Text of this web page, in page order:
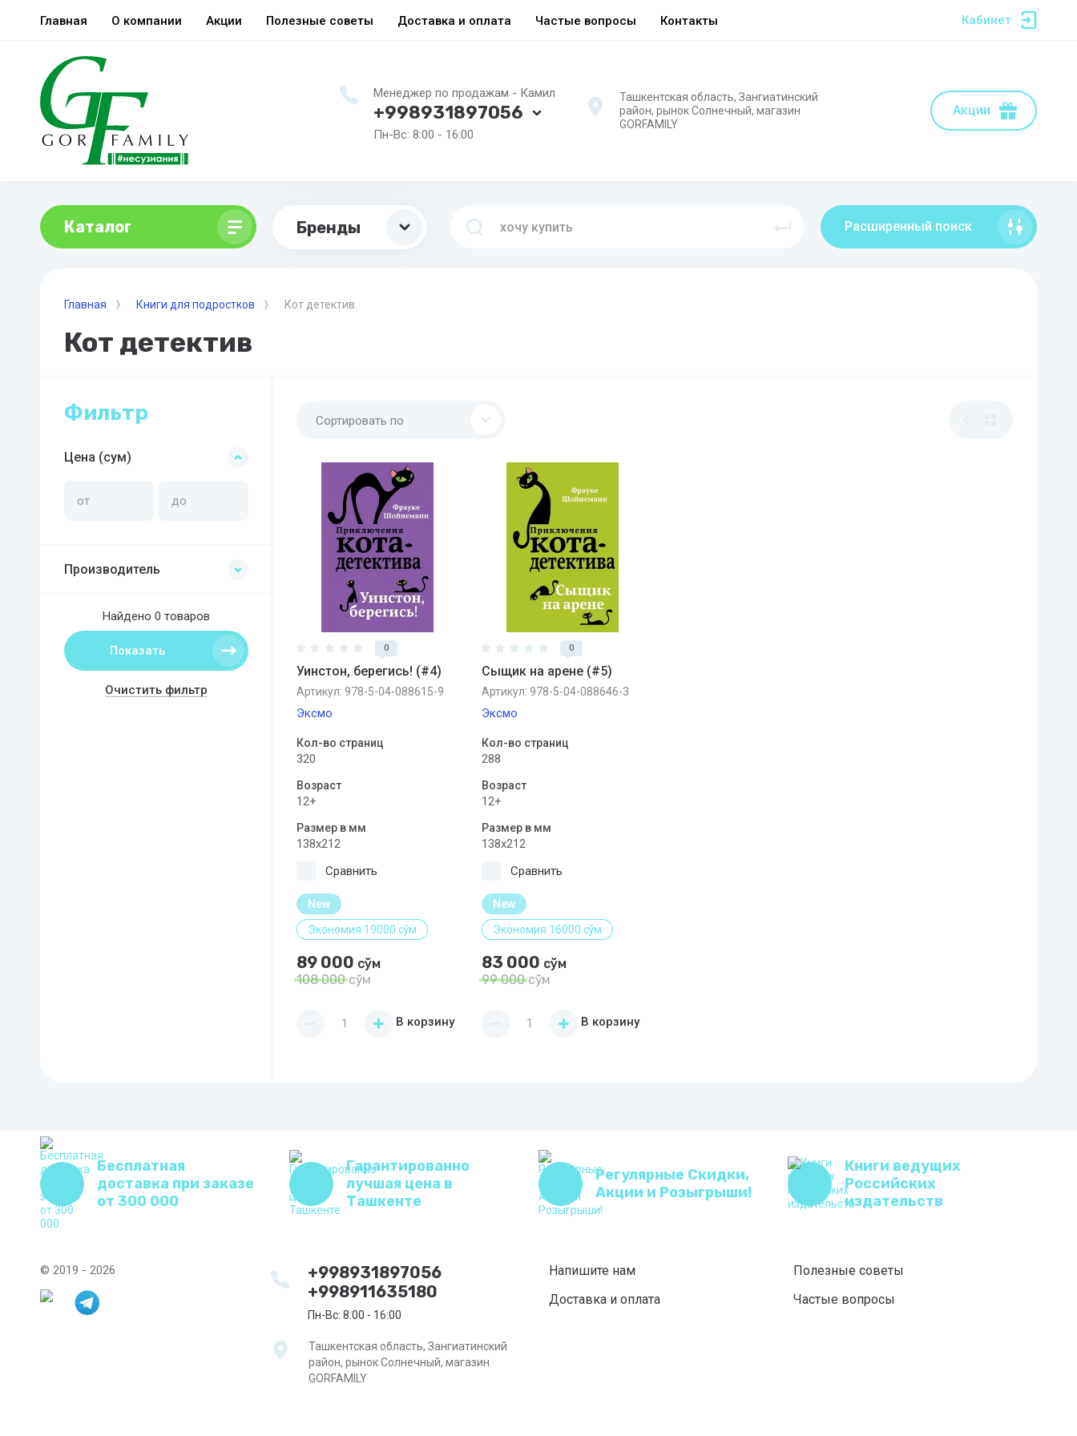
Главная О компании Акции Полезные советы Доставка и оплата Частые вопросы Контакты Кабинет
Менеджер по продажам - Камил
+998931897056
Пн-Вс: 8:00 - 16:00
Ташкентская область, Зангиатинский
район, рынок Солнечный, магазин
GORFAMILY
Акции
Каталог Бренды Расширенный поиск
Главная Книги для подростков Кот детектив
Кот детектив
Фильтр
Цена (сум)
Производитель
Найдено 0 товаров
Показать
Очистить фильтр
Сортировать по
0
Уинстон, берегись! (#4)
Артикул: 978-5-04-088615-9
Эксмо
Кол-во страниц
320
Возраст
12+
Размер в мм
138х212
Сравнить
New
Экономия 19000 сўм
89 000 сўм
108 000сўм
В корзину
0
Сыщик на арене (#5)
Артикул: 978-5-04-088646-3
Эксмо
Кол-во страниц
288
Возраст
12+
Размер в мм
138х212
Сравнить
New
Экономия 16000 сўм
83 000 сўм
99 000сўм
В корзину
Бесплатная
доставка при заказе
от 300 000
Гарантированно
лучшая цена в
Ташкенте
Регулярные Скидки,
Акции и Розыгрыши!
Книги ведущих
Российских
издательств
© 2019 - 2026
+998931897056
+998911635180
Пн-Вс: 8:00 - 16:00
Ташкентская область, Зангиатинский
район, рынок Солнечный, магазин
GORFAMILY
Напишите нам
Полезные советы
Доставка и оплата
Частые вопросы